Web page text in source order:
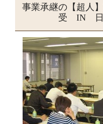
事業承継の【超人
受 IN 日